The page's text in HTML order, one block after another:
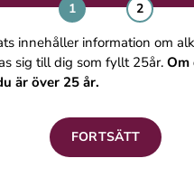
innehåller information om
sig till dig som fyllt 25år.Om
är över 25 år.
FORTSÄTT
att göra?